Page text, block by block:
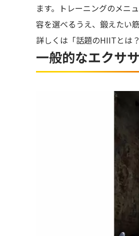
ます。トレーニングのメニ
容を選べるうえ、鍛えたい
詳しくは「話題のHIITとは
一般的なエクサ